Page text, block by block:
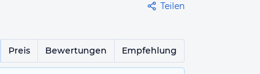
Teilen
Preis Bewertungen Empfehlung